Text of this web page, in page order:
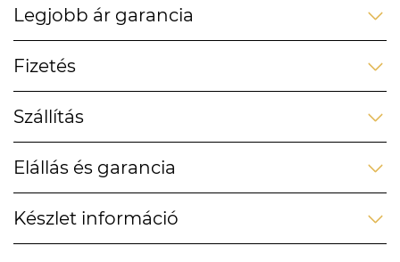
Legjobb ár garancia
Fizetés
Szállítás
Elállás és garancia
Készlet információ